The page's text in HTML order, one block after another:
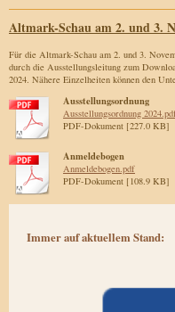
Altmark-Schau am 2. und 3.
Für die Altmark-Schau am 2. und 3.
durch die Ausstellungsleitung zum
2024. Nähere Einzelheiten können den
Ausstellungsordnung
Ausstellungsordnung
PDF-Dokument [227.0 KB]
Anmeldebogen
Anmeldebogen.pdf
PDF-Dokument [108.9 KB]
Immer auf aktuellem Stand: